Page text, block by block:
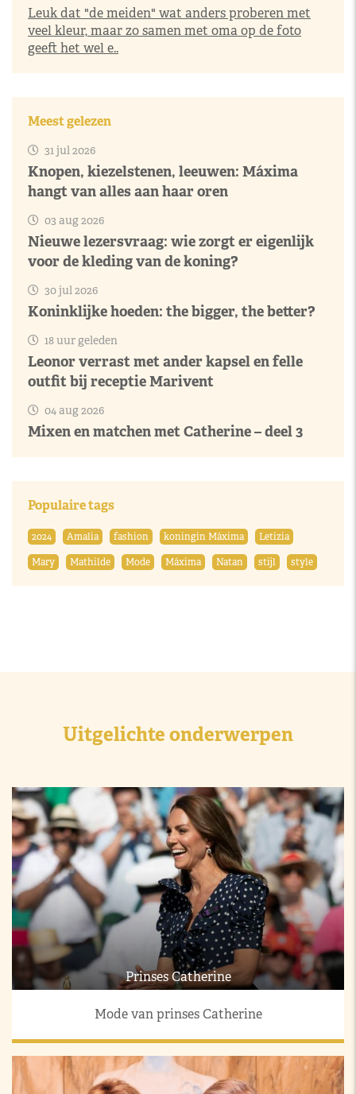
Leuk dat "de meiden" wat anders proberen met
veel kleur, maar zo samen met oma op de foto
geeft het wel e..
Meest gelezen
31 jul 2026
Knopen, kiezelstenen, leeuwen: Máxima
hangt van alles aan haar oren
03 aug 2026
Nieuwe lezersvraag: wie zorgt er eigenlijk
voor de kleding van de koning?
30 jul 2026
Koninklijke hoeden: the bigger, the better?
18 uur geleden
Leonor verrast met ander kapsel en felle
outfit bij receptie Marivent
04 aug 2026
Mixen en matchen met Catherine – deel 3
Populaire tags
2024 Amalia fashion koningin Máxima
Letizia
Mary
Mathilde Mode Máxima Natan stijl style
Uitgelichte onderwerpen
Prinses Catherine
Mode van prinses Catherine